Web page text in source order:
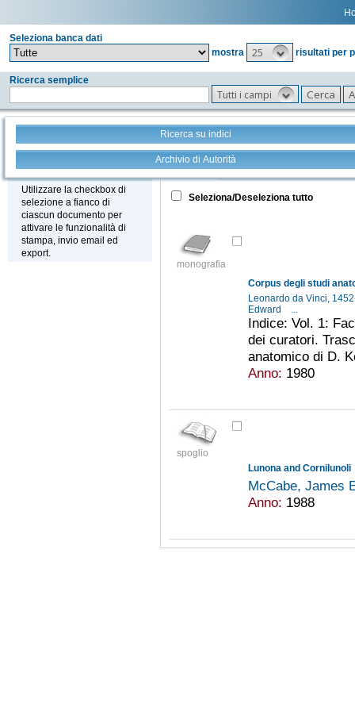
Seleziona banca dati
mostra
25 risultati per
Ricerca semplice
Tutti i campi
Ricerca su indici
Archivio di Autorità
Stampa - Email - Export
Utilizzare la checkbox di
selezione a fianco di
ciascun documento per
attivare le funzionalità di
stampa, invio email ed
export.
Tutto +
Seleziona/Deseleziona tutto
monografia
Leonardo da Vinci,
Edward
...
Indice: Vol. 1:
dei curatori.
anatomico di D.
Anno: 1980
spoglio
Lunona and Cornilunoli
McCabe, James
Anno: 1988